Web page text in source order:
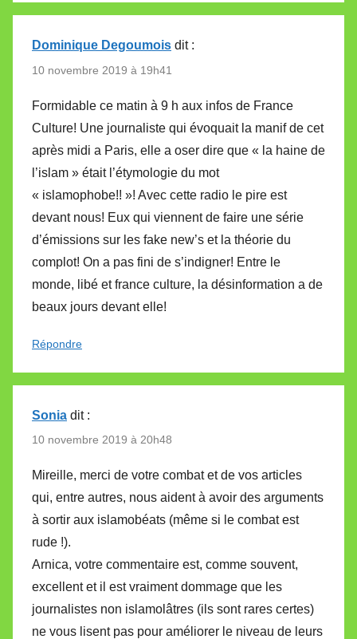
Dominique Degoumois dit :
10 novembre 2019 à 19h41
Formidable ce matin à 9 h aux infos de France
Culture! Une journaliste qui évoquait la manif de cet
après midi a Paris, elle a oser dire que « la haine de
l’islam » était l’étymologie du mot
« islamophobe!! »! Avec cette radio le pire est
devant nous! Eux qui viennent de faire une série
d’émissions sur les fake new’s et la théorie du
complot! On a pas fini de s’indigner! Entre le
monde, libé et france culture, la désinformation a de
beaux jours devant elle!
Répondre
Sonia dit :
10 novembre 2019 à 20h48
Mireille, merci de votre combat et de vos articles
qui, entre autres, nous aident à avoir des arguments
à sortir aux islamobéats (même si le combat est
rude !).
Arnica, votre commentaire est, comme souvent,
excellent et il est vraiment dommage que les
journalistes non islamolâtres (ils sont rares certes)
ne vous lisent pas pour améliorer le niveau de leurs